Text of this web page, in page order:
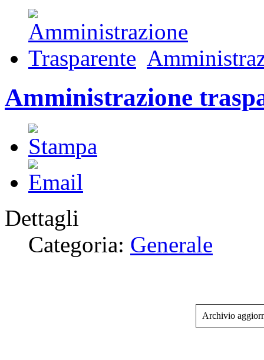
Amministrazione
Dettagli
Categoria: Generale
Archivio